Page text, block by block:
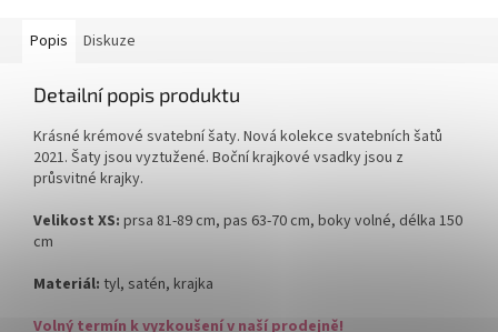
Popis Diskuze
Detailní popis produktu
Krásné krémové svatební šaty. Nová kolekce svatebních šatů
2021. Šaty jsou vyztužené. Boční krajkové vsadky jsou z
průsvitné krajky.
Velikost XS: prsa 81-89 cm, pas 63-70 cm, boky volné, délka 150
cm
Materiál: tyl, satén, krajka
Volný termín k vyzkoušení v naší prodejně!